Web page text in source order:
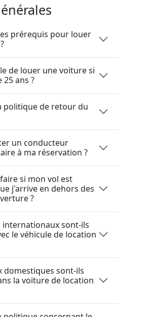
prérequis pour louer
de louer une voiture si
25 ans ?
politique de retour du
un conducteur
à ma réservation ?
si mon vol est
j'arrive en dehors des
?
internationaux sont-ils
le véhicule de location
domestiques sont-ils
la voiture de location